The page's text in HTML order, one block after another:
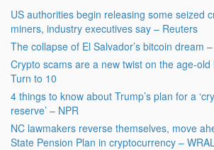
US authorities begin releasing some seized
miners, industry executives say – Reuters
The collapse of El Salvador’s bitcoin dream
Crypto scams are a new twist on the age-
Turn to 10
4 things to know about Trump’s plan for a
reserve’ – NPR
NC lawmakers reverse themselves, move
State Pension Plan in cryptocurrency –